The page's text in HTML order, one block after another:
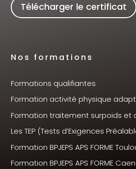
Télécharger le certificat
Nos formations
Formations qualifiantes
Formation activité physique
Formation traitement surpoids et
Les TEP (Tests d’Exigences
Formation BPJEPS APS FORME
Formation BPJEPS APS FORME